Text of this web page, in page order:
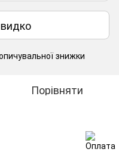
знижки
Порівняти